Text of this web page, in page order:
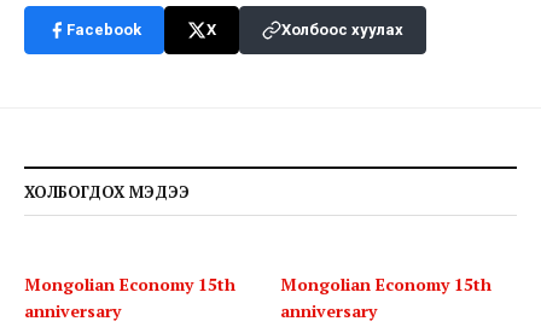
Facebook X Холбоос хуулах
ХОЛБОГДОХ МЭДЭЭ
Mongolian Economy 15th
anniversary
Mongolian Economy 15th
anniversary